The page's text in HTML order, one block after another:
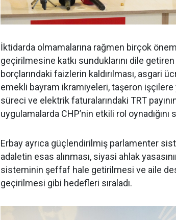
İktidarda olmamalarına rağmen birçok
geçirilmesine katkı sunduklarını dile getiren
borçlarındaki faizlerin kaldırılması, asgari
emekli bayram ikramiyeleri, taşeron
süreci ve elektrik faturalarındaki TRT
uygulamalarda CHP’nin etkili rol oynadığını
Erbay ayrıca güçlendirilmiş parlamenter
adaletin esas alınması, siyasi ahlak
sisteminin şeffaf hale getirilmesi ve aile
geçirilmesi gibi hedefleri sıraladı.